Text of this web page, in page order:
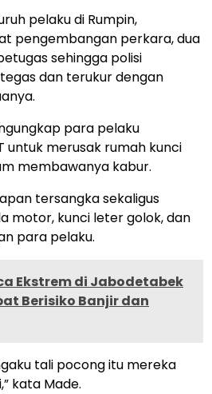
pelaku di Rumpin,
pengembangan perkara, dua
sehingga polisi
dan terukur dengan
para pelaku
untuk merusak rumah kunci
membawanya kabur.
tersangka sekaligus
motor, kunci leter golok, dan
para pelaku.
Ekstrem di Jabodetabek
Berisiko Banjir dan
tali pocong itu mereka
kata Made.